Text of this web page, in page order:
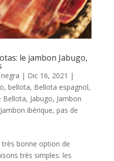
le jambon Jabugo,
| Dic 16, 2021 |
, bellota, Bellota espagnol,
Bellota, Jabugo, Jambon
Jambon ibérique, pas de
bonne option de
très simples: les